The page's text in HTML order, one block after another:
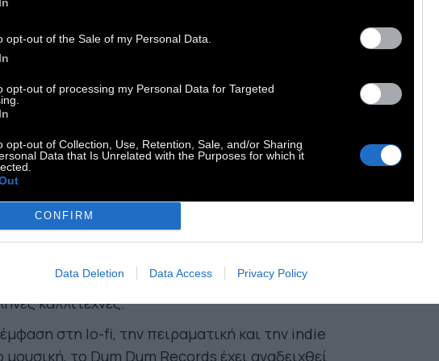
opt-out of the Sale of my Personal Data.
opt-out of processing my Personal Data for Targeted
opt-out of Collection, Use, Retention, Sale, and/or Sharing
Data that Is Unrelated with the Purposes for which it
CONFIRM
Data Deletion Data Access Privacy Policy
Model Spy
Dum Records είναι ένα ανεξάρτητο
στο Παγκράτι, που λειτουργεί
ως σημείο συνάντησης και ανταλλαγής
για τη σύγχρονη indie σκηνή. Πέρα από την
βινυλίων και κασετών, φιλοξενεί
και παρουσιάσεις νέων κυκλοφοριών από
καλλιτέχνες.
στη lo-fi, την πειραματική και την indie
μουσική, το Dum Dum Records έχει αναδειχθεί